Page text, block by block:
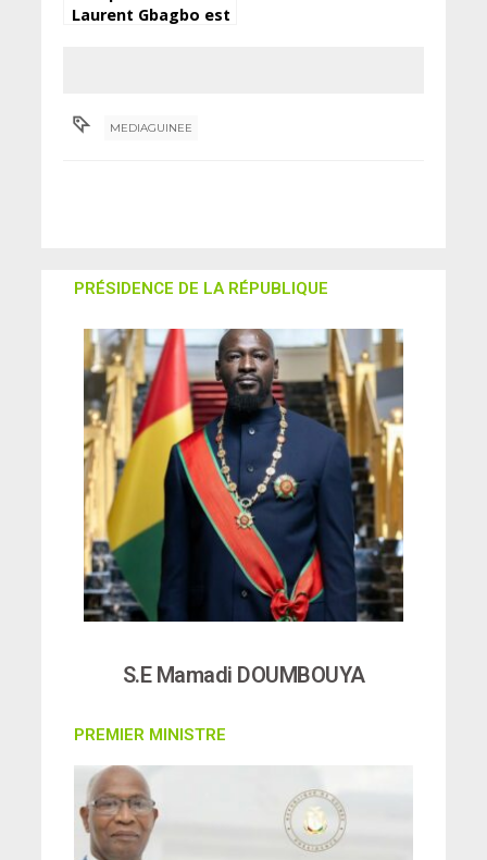
Laurent Gbagbo est
MEDIAGUINEE
PRÉSIDENCE DE LA RÉPUBLIQUE
S.E Mamadi DOUMBOUYA
PREMIER MINISTRE